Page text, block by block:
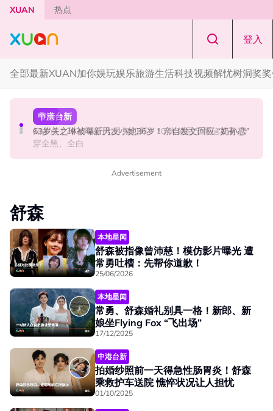
Skip to main content
XUAN 热点
登入
全部最新XUAN加你娱玩娱乐旅游生活科技视频解忧树洞奖
本地星闻
官宣！邱锋泽《Bend The Lines》马来西亚站 11月14日开
唱
中港台新
63岁关之琳被曝新男友小她36岁！亲自发文回应 “奶孙恋”
节庆
知多点 | 2026 农历七月鬼门开！10 大禁忌宁可信其有 少
穿全黑、全白
Advertisement
舒森
本地星闻
舒森被指像曾沛慈！模仿影片曝光 遭
常勇吐槽：先帮你道歉！
25/06/2026
本地星闻
常勇、舒森婚礼别具一格！新郎、新
娘坐Flying Fox “飞出场”
17/12/2025
中港台新
拍婚纱照前一天得急性肠胃炎！舒森
乘救护车送院 憔悴状况让人担忧
01/10/2025